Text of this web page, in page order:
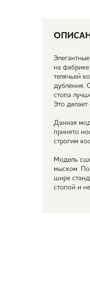
на
телячьей
дубления.
стопа
Это делает
Данная
принято
строгим
Модель
мыском.
шире
стопой и